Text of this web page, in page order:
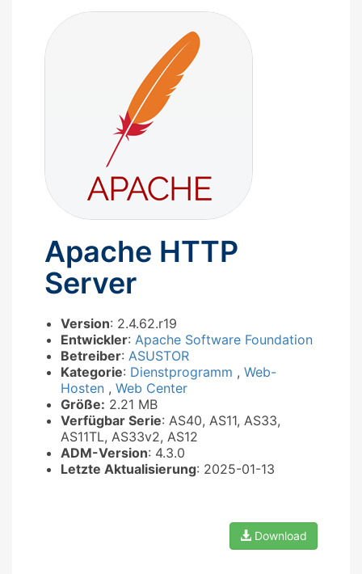
Apache HTTP
Server
Version: 2.4.62.r19
Entwickler: Apache Software Foundation
Betreiber: ASUSTOR
Kategorie: Dienstprogramm , Web-
Hosten , Web Center
Größe: 2.21 MB
Verfügbar Serie: AS40, AS11, AS33,
AS11TL, AS33v2, AS12
ADM-Version: 4.3.0
Letzte Aktualisierung: 2025-01-13
Download